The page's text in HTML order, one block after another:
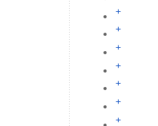
+
+
+
+
+
+
+